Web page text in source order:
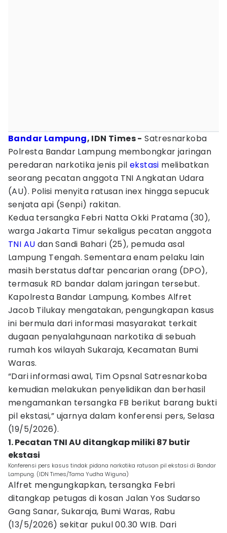
Bandar Lampung, IDN Times - Satresnarkoba
Polresta Bandar Lampung membongkar jaringan
peredaran narkotika jenis pil ekstasi melibatkan
seorang pecatan anggota TNI Angkatan Udara
(AU). Polisi menyita ratusan inex hingga sepucuk
senjata api (Senpi) rakitan.
Kedua tersangka Febri Natta Okki Pratama (30),
warga Jakarta Timur sekaligus pecatan anggota
TNI AU dan Sandi Bahari (25), pemuda asal
Lampung Tengah. Sementara enam pelaku lain
masih berstatus daftar pencarian orang (DPO),
termasuk RD bandar dalam jaringan tersebut.
Kapolresta Bandar Lampung, Kombes Alfret
Jacob Tilukay mengatakan, pengungkapan kasus
ini bermula dari informasi masyarakat terkait
dugaan penyalahgunaan narkotika di sebuah
rumah kos wilayah Sukaraja, Kecamatan Bumi
Waras.
“Dari informasi awal, Tim Opsnal Satresnarkoba
kemudian melakukan penyelidikan dan berhasil
mengamankan tersangka FB berikut barang bukti
pil ekstasi,” ujarnya dalam konferensi pers, Selasa
(19/5/2026).
1. Pecatan TNI AU ditangkap miliki 87 butir
ekstasi
Konferensi pers kasus tindak pidana narkotika ratusan pil ekstasi di Bandar
Lampung. (IDN Times/Tama Yudha Wiguna)
Alfret mengungkapkan, tersangka Febri
ditangkap petugas di kosan Jalan Yos Sudarso
Gang Sanar, Sukaraja, Bumi Waras, Rabu
(13/5/2026) sekitar pukul 00.30 WIB. Dari